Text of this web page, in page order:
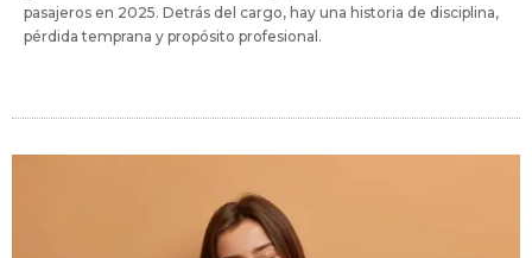
pasajeros en 2025. Detrás del cargo, hay una historia de disciplina,
pérdida temprana y propósito profesional.